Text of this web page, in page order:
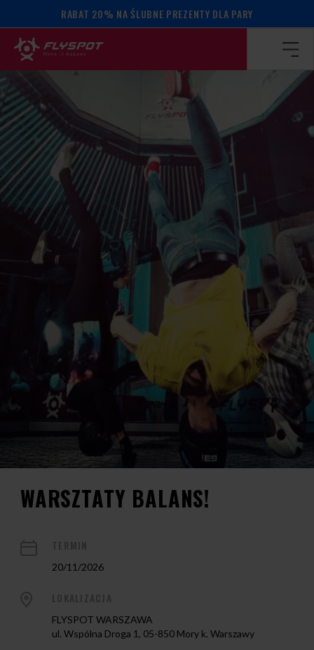
RABAT 20% NA ŚLUBNE PREZENTY DLA PARY
Strona główna / Kalendarz wydarzeń / WARSZTATY
WARSZTATY BALANS!
20/11/2026
FLYSPOT WARSZAWA
ul. Wspólna Droga 1, 05-850 Mory k. Warszawy